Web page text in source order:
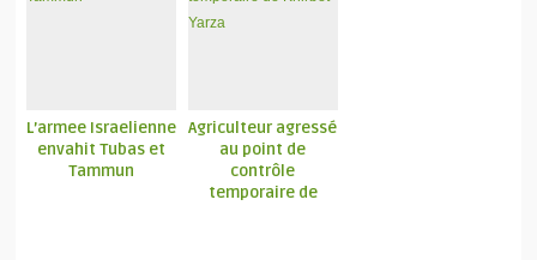
L’armee Israelienne
envahit Tubas et
Tammun
Agriculteur agressé
au point de
contrôle
temporaire de